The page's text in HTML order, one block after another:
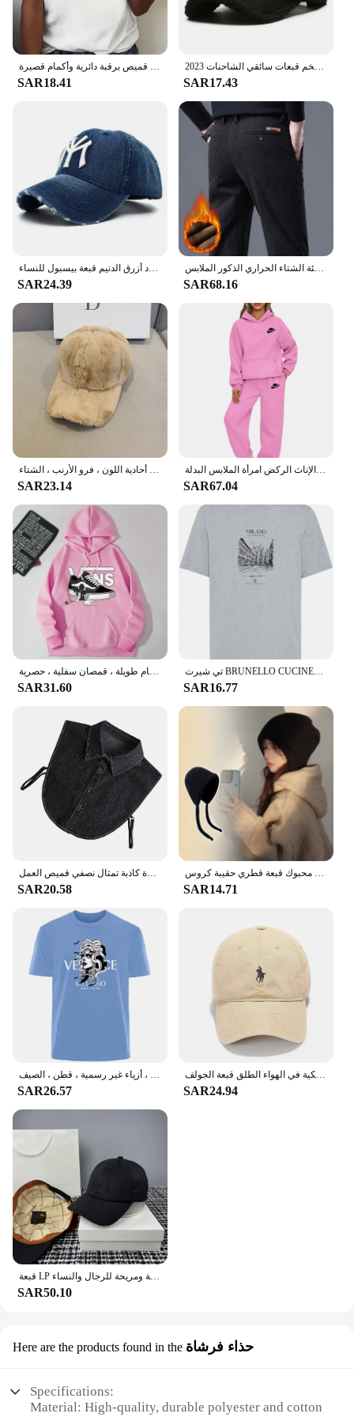
تي شيرت نسائي كاجوال أنيق وجذاب برسومات قناة - قميص برقبة دائرية وأكمام قصيرة
SAR18.41
2023 العصرية إلكتروني كبير التطريز الرجال الشتاء القبعات الأبيض البني امبسوول قبعة بيسبول للنساء الدافئة أفخم قبعات سائقي الشاحنات Gorras
SAR17.43
عالية الجودة أسود أزرق الدنيم قبعة بيسبول للنساء Snapback قبعة Casquette أوم قابل للتعديل الفاخرة أبي القبعات للرجال 2023
SAR24.39
الصوف الرجال سروال قصير سراويل تقليدية الشنيل تمتد بلون الأعمال السراويل سميكة الدافئة الشتاء الحراري الذكور الملابس
SAR68.16
قبعات البيسبول أفخم للرجال والنساء ، قمة صلبة ، قبعات عادية ، رسالة معدنية ، سميكة ، قبعة الشمس الدافئة ، أحادية اللون ، فرو الأرنب ، الشتاء
SAR23.14
أزياء المرأة قطعتين مجموعة الشتاء الدافئة هوديس + السراويل البلوفرات بلوزات الإناث الركض امرأة الملابس البدلة
SAR67.04
كولاب سترات بغطاء رأس للرجال والنساء ، سترات كاجوال ، بلوزات برقبة مستديرة ، بلوفرات بأكمام طويلة ، قمصان سفلية ، حصرية
SAR31.60
تي شيرت BRUNELLO CUCINELLI صيفي أنيق بأكمام قصيرة، مطبوع عليه حرف واحد فقط من القطن للرجال والنساء
SAR16.77
ديكي الدنيم وهمية طوق مكافحة النباح للكلاب بلوزة بيضاء المرأة متأنق سيدة كاذبة تمثال نصفي قميص العمل
SAR20.58
المرأة شتاء دافئ ميلارد محبوك قبعة الصوف المخلوطة التراص قبعة هوديي تنوعا محبوك قبعة قطري حقيبة كروس
SAR14.71
تيشيرت رجالي بحروف بسيطة ، ملابس مريحة جيدة التهوية للشارع في الهواء الطلق ، أزياء غير رسمية ، قطن ، الصيف
SAR26.57
أزياء المرأة قبعة للجنسين قبعة بيسبول القطن قبعة باردة عارضة الرجال لينة أعلى قبعات البيسبول قبعة سائق الشاحنة الكلاسيكية في الهواء الطلق قبعة الجولف
SAR24.94
قبعة LP من الكشمير للخريف والشتاء، قبعات بيسبول كاجوال مطرزة دافئة ومريحة للرجال والنساء
SAR50.10
Here are the products found in the حذاء فرشاة
Specifications:
Material: High-quality, durable polyester and cotton